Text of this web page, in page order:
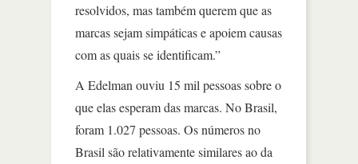
resolvidos, mas também querem que as
marcas sejam simpáticas e apoiem causas
com as quais se identificam.”
A Edelman ouviu 15 mil pessoas sobre o
que elas esperam das marcas. No Brasil,
foram 1.027 pessoas. Os números no
Brasil são relativamente similares ao da